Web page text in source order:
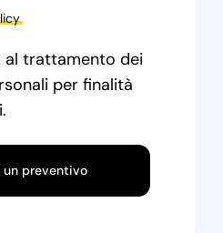
al trattamento dei
per finalità
un preventivo